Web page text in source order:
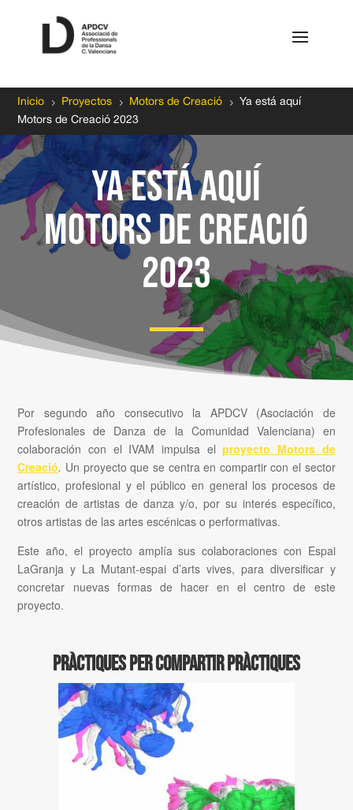
Inicio 5 Proyectos 5 Motors de Creació 5
Ya está aquí
Motors de Creació 2023
Ya está aquí
Motors de Creació
2023
Por segundo año consecutivo la APDCV (Asociación de
Profesionales de Danza de la Comunidad Valenciana) en
colaboración con el IVAM impulsa elproyecto Motors de
Creació. Un proyecto que se centra en compartir con el sector
artístico, profesional y el público en general los procesos de
creación de artistas de danza y/o, por su interés específico,
otros artistas de las artes escénicas o performativas.
Este año, el proyecto amplía sus colaboraciones con Espai
LaGranja y La Mutant-espai d’arts vives, para diversificar y
concretar nuevas formas de hacer en el centro de este
proyecto.
Pràctiques per compartir pràctiques